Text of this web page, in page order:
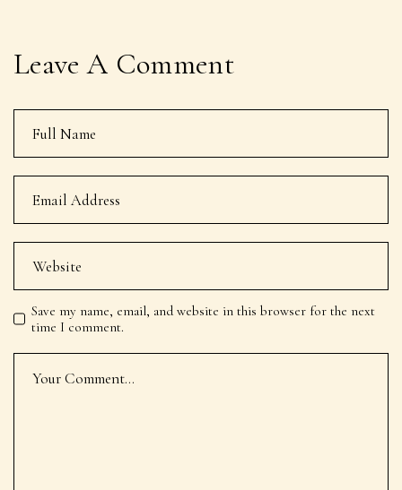
Leave A Comment
Save my name, email, and website in this browser for the next
time I comment.